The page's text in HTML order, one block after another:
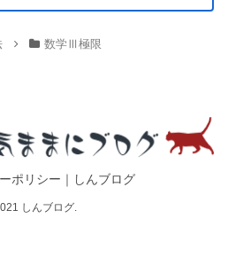
数学Ⅲ極限
ポリシー｜しんブログ
しんブログ.